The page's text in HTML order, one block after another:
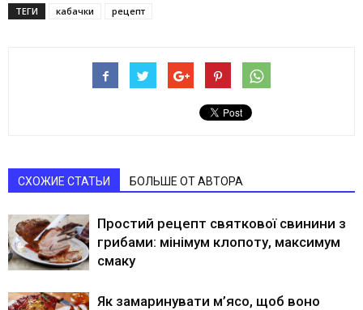
ТЕГИ кабачки рецепт
СХОЖИЕ СТАТЬИ БОЛЬШЕ ОТ АВТОРА
Простий рецепт святкової свинини з
грибами: мінімум клопоту, максимум
смаку
Як замаринувати м’ясо, щоб воно